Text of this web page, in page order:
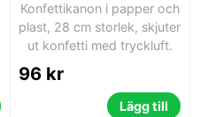
Konfettikanon i papper och
plast, 28 cm storlek, skjuter
ut konfetti med tryckluft.
96 kr
Lägg till